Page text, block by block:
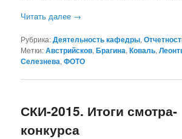
Читать далее →
Рубрика:Деятельность кафедры,
Метки:Австрийсков,Брагина,Коваль,
Селезнева,ФОТО
СКИ-2015. Итоги смотра-
конкурса